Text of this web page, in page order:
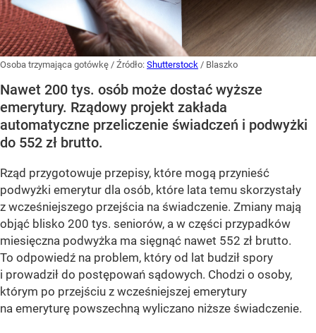
Osoba trzymająca gotówkę / Źródło: Shutterstock / Blaszko
Nawet 200 tys. osób może dostać wyższe
emerytury. Rządowy projekt zakłada
automatyczne przeliczenie świadczeń i podwyżki
do 552 zł brutto.
Rząd przygotowuje przepisy, które mogą przynieść
podwyżki emerytur dla osób, które lata temu skorzystały
z wcześniejszego przejścia na świadczenie. Zmiany mają
objąć blisko 200 tys. seniorów, a w części przypadków
miesięczna podwyżka ma sięgnąć nawet 552 zł brutto.
To odpowiedź na problem, który od lat budził spory
i prowadził do postępowań sądowych. Chodzi o osoby,
którym po przejściu z wcześniejszej emerytury
na emeryturę powszechną wyliczano niższe świadczenie.